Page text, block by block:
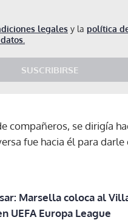
legales y la política
SUSCRIBIRSE
compañeros, se dirigía
fue hacia él para darle
Marsella coloca al
UEFA Europa League